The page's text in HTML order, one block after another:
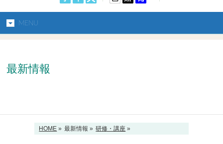
MENU
最新情報
HOME » 最新情報 » 研修・講座 »